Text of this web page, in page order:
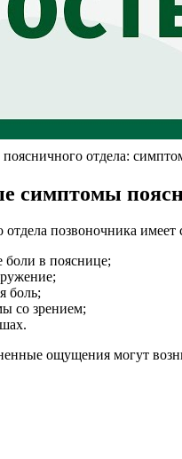
поясничного отдела:
симптомы
отдела позвоночника
боли в пояснице;
боль;
со зрением;
ощущения могут